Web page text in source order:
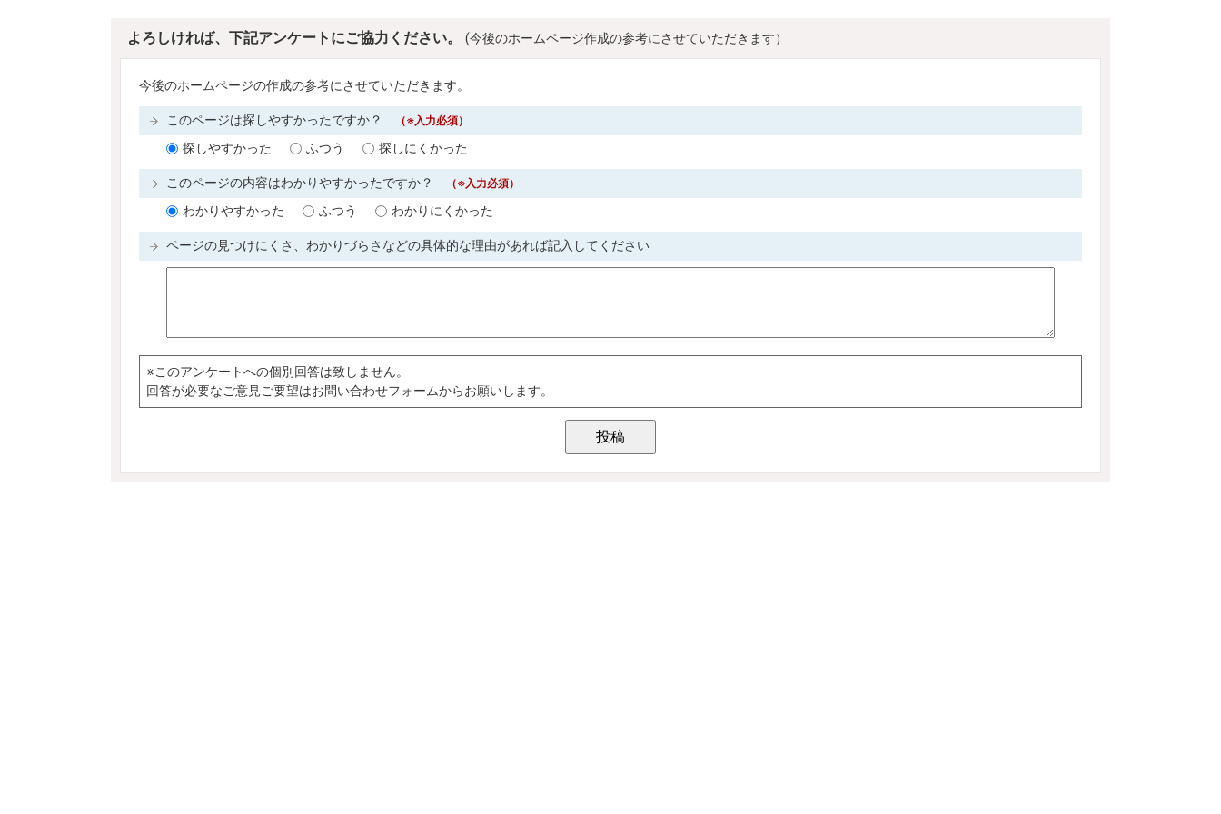
よろしければ、下記アンケートにご協力ください。 (今後のホームページ作成の参考にさせていただきます）
今後のホームページの作成の参考にさせていただきます。
このページは探しやすかったですか？ （※入力必須）
探しやすかった ふつう 探しにくかった
このページの内容はわかりやすかったですか？ （※入力必須）
わかりやすかった ふつう わかりにくかった
ページの見つけにくさ、わかりづらさなどの具体的な理由があれば記入してください
※このアンケートへの個別回答は致しません。
回答が必要なご意見ご要望はお問い合わせフォームからお願いします。